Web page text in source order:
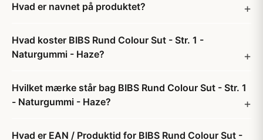
Hvad er navnet på produktet?
Hvad koster BIBS Rund Colour Sut - Str. 1 -
Naturgummi - Haze?
Hvilket mærke står bag BIBS Rund Colour Sut - Str. 1
- Naturgummi - Haze?
Hvad er EAN / Produktid for BIBS Rund Colour Sut -